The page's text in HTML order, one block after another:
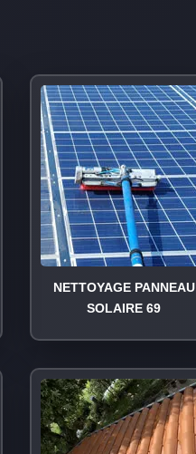
NETTOYAGE PANNEAU
SOLAIRE 69